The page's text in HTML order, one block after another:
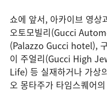
쇼에 앞서, 아카이브 영상
오토모빌리(Gucci
(Palazzo Gucci hotel),
이 주얼리(Gucci High
Life) 등 실재하거나 가상
오 몽타주가 타임스퀘어